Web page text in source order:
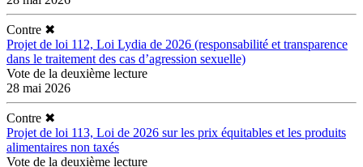
Contre ✖
Projet de loi 112, Loi Lydia de 2026 (responsabilité et transparence
dans le traitement des cas d’agression sexuelle)
Vote de la deuxième lecture
28 mai 2026
Contre ✖
Projet de loi 113, Loi de 2026 sur les prix équitables et les produits
alimentaires non taxés
Vote de la deuxième lecture